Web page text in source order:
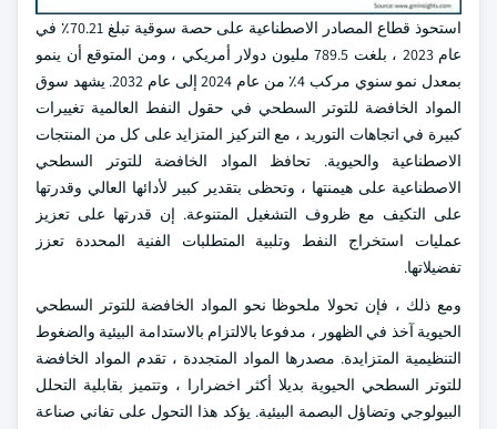
استحوذ قطاع المصادر الاصطناعية على حصة سوقية تبلغ 70.21٪ في
عام 2023 ، بلغت 789.5 مليون دولار أمريكي ، ومن المتوقع أن ينمو
بمعدل نمو سنوي مركب 4٪ من عام 2024 إلى عام 2032. يشهد سوق
المواد الخافضة للتوتر السطحي في حقول النفط العالمية تغييرات
كبيرة في اتجاهات التوريد ، مع التركيز المتزايد على كل من المنتجات
الاصطناعية والحيوية. تحافظ المواد الخافضة للتوتر السطحي
الاصطناعية على هيمنتها ، وتحظى بتقدير كبير لأدائها العالي وقدرتها
على التكيف مع ظروف التشغيل المتنوعة. إن قدرتها على تعزيز
عمليات استخراج النفط وتلبية المتطلبات الفنية المحددة تعزز
تفضيلاتها.
ومع ذلك ، فإن تحولا ملحوظا نحو المواد الخافضة للتوتر السطحي
الحيوية آخذ في الظهور ، مدفوعا بالالتزام بالاستدامة البيئية والضغوط
التنظيمية المتزايدة. مصدرها المواد المتجددة ، تقدم المواد الخافضة
للتوتر السطحي الحيوية بديلا أكثر اخضرارا ، وتتميز بقابلية التحلل
البيولوجي وتضاؤل البصمة البيئية. يؤكد هذا التحول على تفاني صناعة